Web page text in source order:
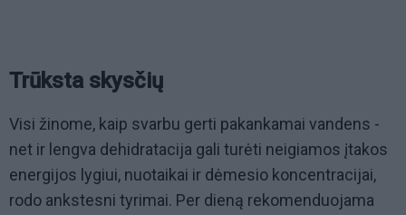
Trūksta skysčių
Visi žinome, kaip svarbu gerti pakankamai vandens -
net ir lengva dehidratacija gali turėti neigiamos įtakos
energijos lygiui, nuotaikai ir dėmesio koncentracijai,
rodo ankstesni tyrimai. Per dieną rekomenduojama